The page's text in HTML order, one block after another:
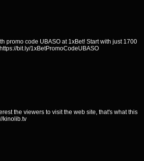
promo code UBASO at 1xBet! Start with just 1700
https://bit.ly/1xBetPromoCodeUBASO
the viewers to visit the web site, that's what this
kinolib.tv